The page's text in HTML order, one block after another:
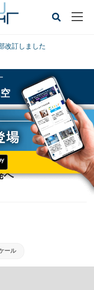
改訂しました
薬の燃料補給技術”を開発へ
を見据え“電気推
へ
ール